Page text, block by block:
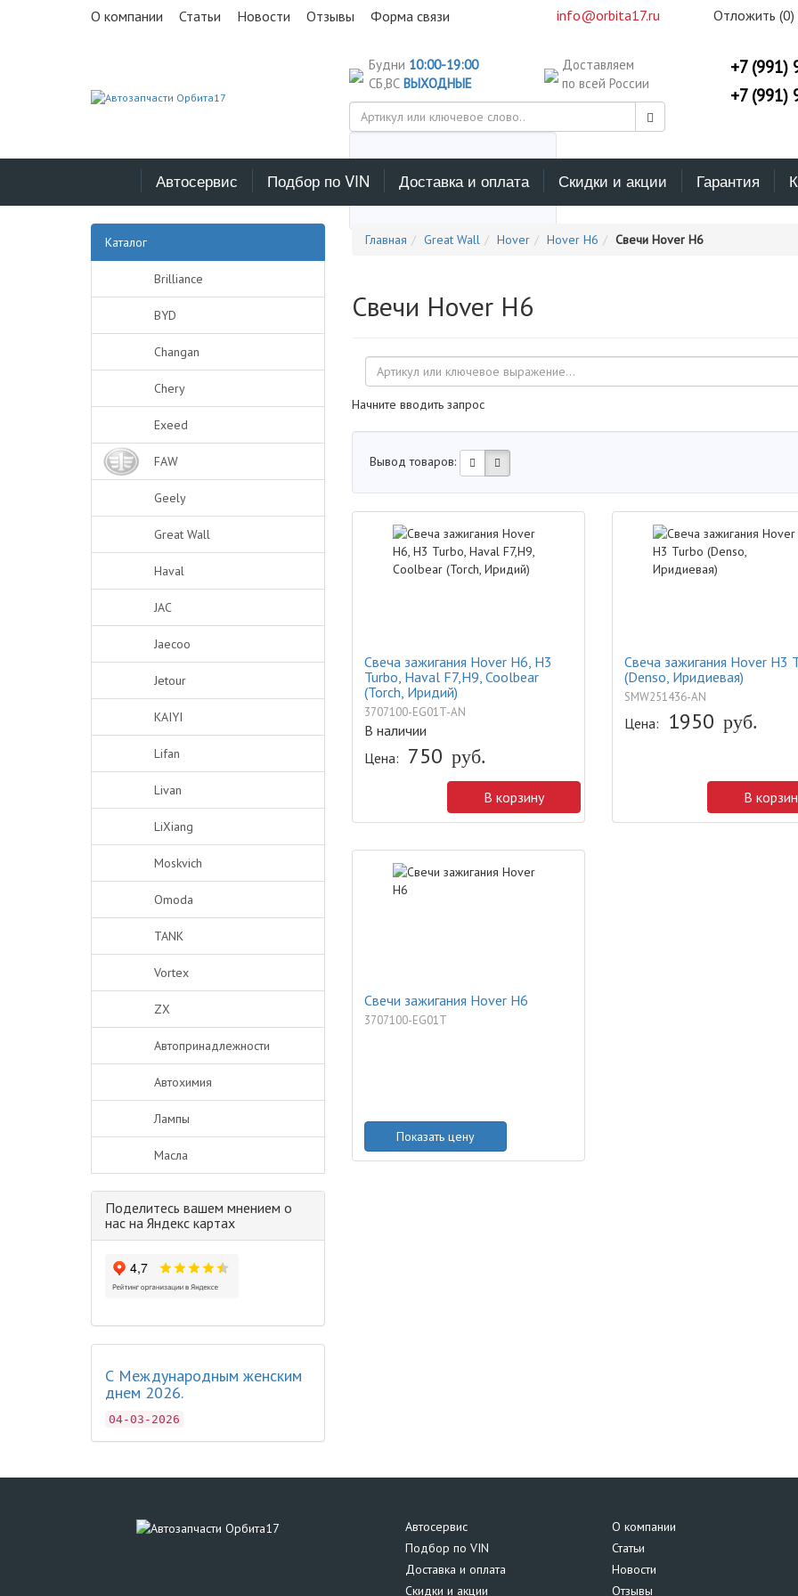
О компании Статьи Новости Отзывы Форма связи info@orbita17.ru Отложить (0)
Будни 10:00-19:00
СБ,ВС ВЫХОДНЫЕ
Доставляем
по всей России
Выберите каталог поиска
+7 (991)
+7 (991)
Автосервис Подбор по VIN Доставка и оплата Скидки и акции Гарантия
Каталог
Brilliance
BYD
Changan
Chery
Exeed
FAW
Geely
Great Wall
Haval
JAC
Jaecoo
Jetour
KAIYI
Lifan
Livan
LiXiang
Moskvich
Omoda
TANK
Vortex
ZX
Автопринадлежности
Автохимия
Лампы
Масла
Поделитесь вашем мнением о
нас на Яндекс картах
С Международным женским
днем 2026.
04-03-2026
Главная Great Wall Hover Hover H6 Свечи Hover H6
Свечи Hover H6
Начните вводить запрос
Вывод товаров:
Свеча зажигания Hover H6, H3
Turbo, Haval F7,H9, Coolbear
(Torch, Иридий)
3707100-EG01T-AN
В наличии
Цена: 750 руб.
В корзину
Свеча зажигания Hover H3
(Denso, Иридиевая)
SMW251436-AN
Цена: 1950 руб.
В
Свечи зажигания Hover H6
3707100-EG01T
Показать цену
Автосервис
Подбор по VIN
Доставка и оплата
Скидки и акции
О компании
Статьи
Новости
Отзывы